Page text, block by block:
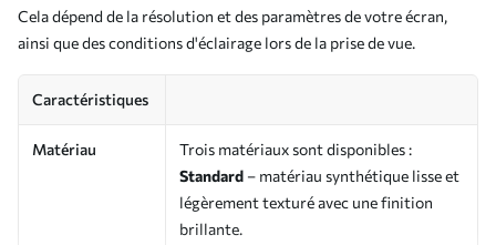
Cela dépend de la résolution et des paramètres de votre écran,
ainsi que des conditions d'éclairage lors de la prise de vue.
Caractéristiques
Matériau
Trois matériaux sont disponibles :
Standard – matériau synthétique lisse et
légèrement texturé avec une finition
brillante.